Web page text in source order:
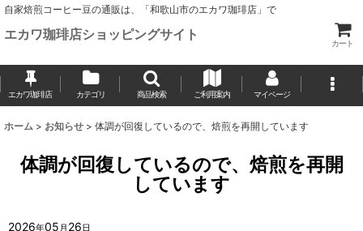
自家焙煎コーヒー豆の通販は、「和歌山市のエカワ珈琲店」で
エカワ珈琲店ショッピングサイト
カート
エカワ珈琲店 カテゴリ 商品検索 ご利用案内 マイページ
ホーム > お知らせ > 体調が回復しているので、焙煎を再開しています
体調が回復しているので、焙煎を再開
しています
2026年05 月 26日